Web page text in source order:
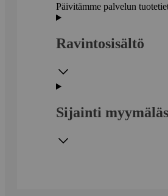
Päivitämme palvelun
Ravintosisältö
Sijainti